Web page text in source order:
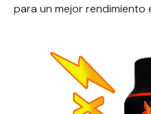
para un mejor rendimiento